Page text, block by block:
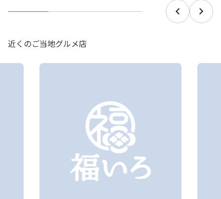
近くのご当地グルメ店